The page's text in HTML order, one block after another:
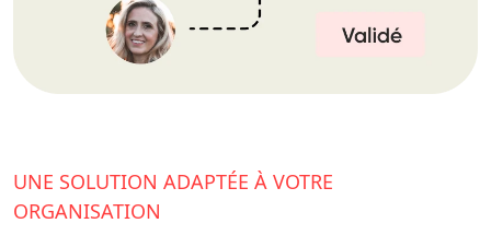
UNE SOLUTION ADAPTÉE À VOTRE
ORGANISATION